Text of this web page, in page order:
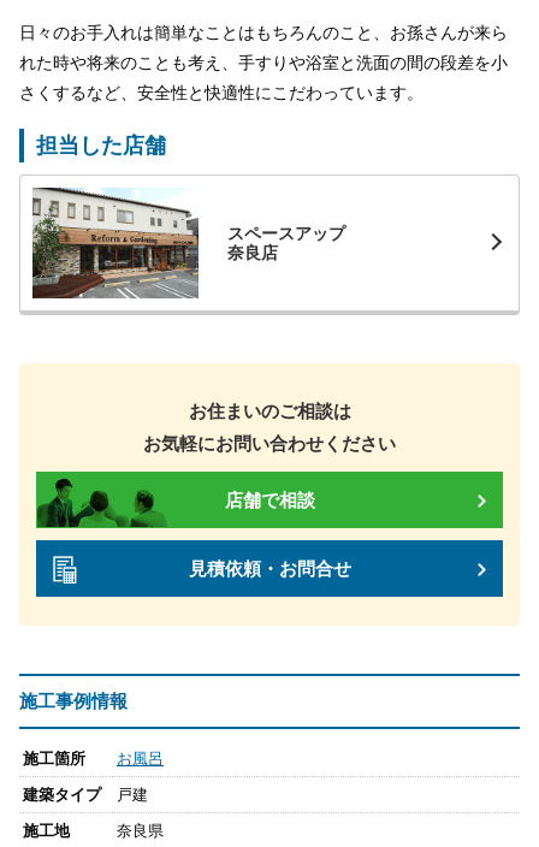
日々のお手入れは簡単なことはもちろんのこと、お孫さんが来ら
れた時や将来のことも考え、手すりや浴室と洗面の間の段差を小
さくするなど、安全性と快適性にこだわっています。
担当した店舗
スペースアップ
奈良店
お住まいのご相談は
お気軽にお問い合わせください
店舗で相談
見積依頼・お問合せ
施工事例情報
施工箇所
お風呂
建築タイプ
戸建
施工地
奈良県